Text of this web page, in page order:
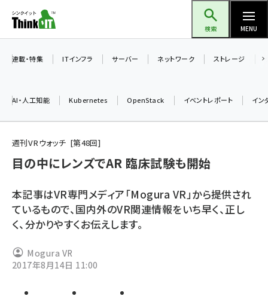
ン
ツ
検索 MENU
加藤銘のチーム貢献～仲間と築いた勝利の絆～ (2329)
北海道をのんびり旅する晴山佳須夫のヒント集！ (2050)
drupal (1966)
abc123 (1371)
ai crunch (1365)
連載・特集 ITインフラ サーバー ネットワーク ストレージ
AI・人工知能 Kubernetes OpenStack イベントレポート イン
週刊VRウォッチ 第48回
目の中にレンズでAR 臨床試験も開始
本記事はVR専門メディア「Mogura VR」から提供され
ているもので、国内外のVR関連情報をいち早く、正し
く、分かりやすくお伝えします。
Mogura VR
2017年8月14日 11:00